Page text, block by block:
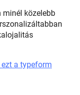
minél közelebb
a typeform